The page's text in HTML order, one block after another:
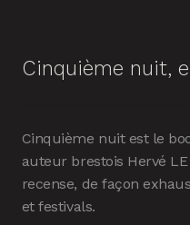
Cinquième nuit,
Cinquième nuit est le
auteur brestois Hervé
recense, de façon
et festivals.